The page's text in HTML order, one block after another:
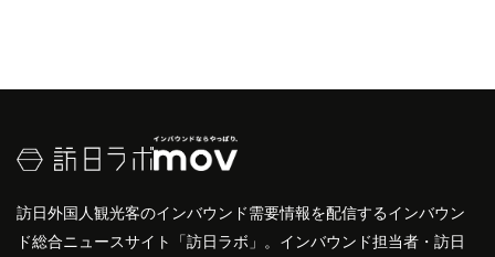
訪日外国人観光客のインバウンド需要情報を配信するインバウン
ド総合ニュースサイト「訪日ラボ」。インバウンド担当者・訪日